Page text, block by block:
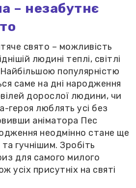
– незабутнє
свято – можливість
людині теплі, світлі
Найбільшою популярністю
саме на дні народження
дорослої людини, чи
героя люблять усі без
аніматора Пес
неодмінно стане ще
гучнішим. Зробіть
для самого милого
усіх присутніх на святі